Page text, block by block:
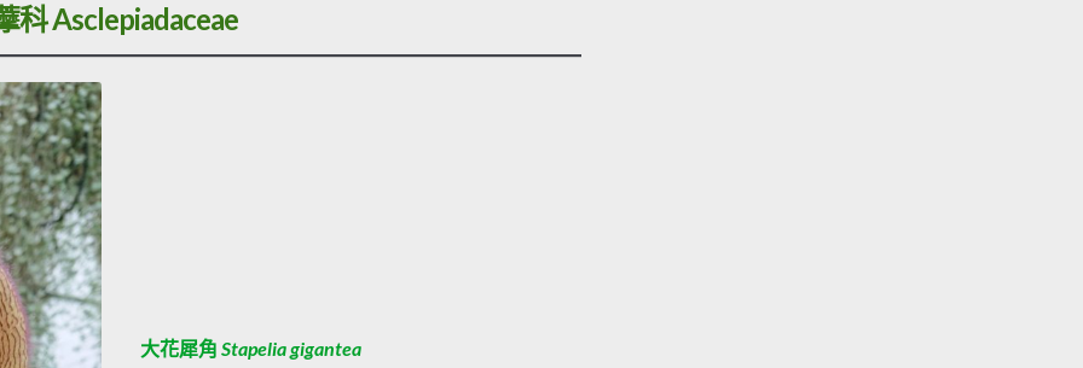
科 Asclepiadaceae
大花犀角 Stapelia gigantea